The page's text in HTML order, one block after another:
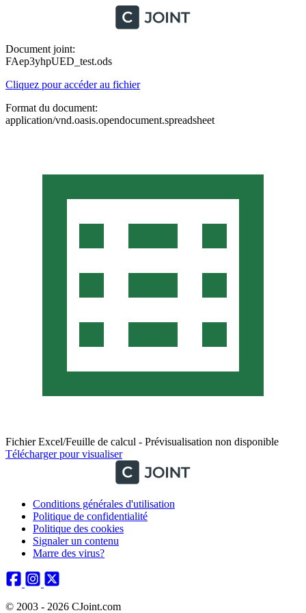
Document joint:
FAep3yhpUED_test.ods
Cliquez pour accéder au fichier
Format du document:
application/vnd.oasis.opendocument.spreadsheet
Fichier Excel/Feuille de calcul - Prévisualisation non disponible
Télécharger pour visualiser
Conditions générales d'utilisation
Politique de confidentialité
Politique des cookies
Signaler un contenu
Marre des virus?
© 2003 - 2026 CJoint.com